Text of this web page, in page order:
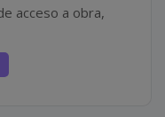
acceso a obra,